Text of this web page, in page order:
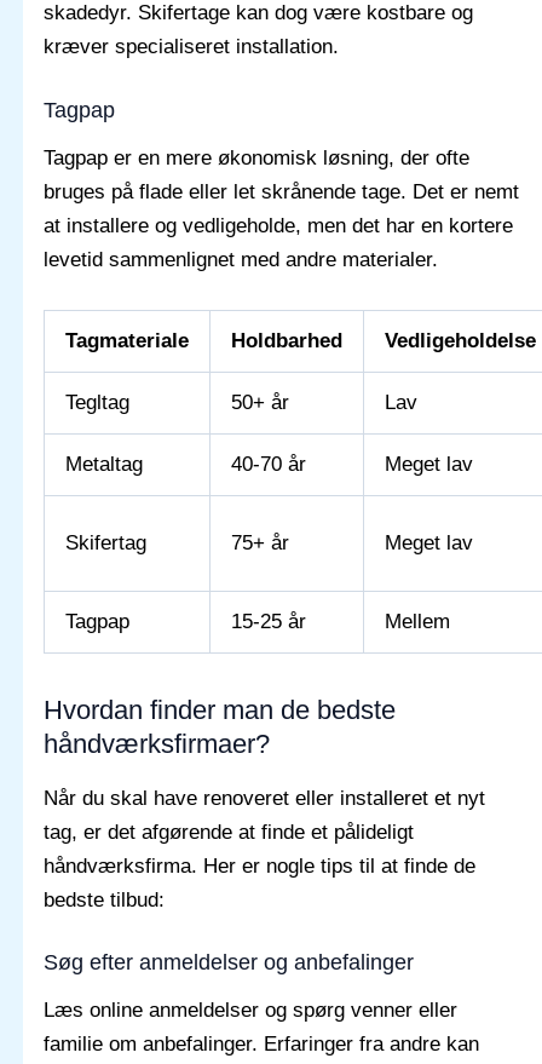
skadedyr. Skifertage kan dog være kostbare og
kræver specialiseret installation.
Tagpap
Tagpap er en mere økonomisk løsning, der ofte
bruges på flade eller let skrånende tage. Det er nemt
at installere og vedligeholde, men det har en kortere
levetid sammenlignet med andre materialer.
Tagmateriale Holdbarhed Vedligeholdelse
Tegltag 50+ år Lav
Metaltag 40-70 år Meget lav
Skifertag 75+ år Meget lav
Tagpap 15-25 år Mellem
Hvordan finder man de bedste
håndværksfirmaer?
Når du skal have renoveret eller installeret et nyt
tag, er det afgørende at finde et pålideligt
håndværksfirma. Her er nogle tips til at finde de
bedste tilbud:
Søg efter anmeldelser og anbefalinger
Læs online anmeldelser og spørg venner eller
familie om anbefalinger. Erfaringer fra andre kan